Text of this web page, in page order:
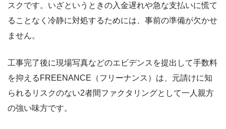
スクです。いざというときの入金遅れや急な支払いに慌て
ることなく冷静に対処するためには、事前の準備が欠かせ
ません。
工事完了後に現場写真などのエビデンスを提出して手数料
を抑えるFREENANCE（フリーナンス）は、元請けに知
られるリスクのない2者間ファクタリングとして一人親方
の強い味方です。